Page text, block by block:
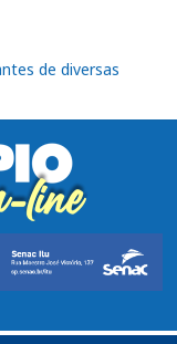
de diversas
Itu” será lançado
K no Campus
nos anos iniciais do
solidária em